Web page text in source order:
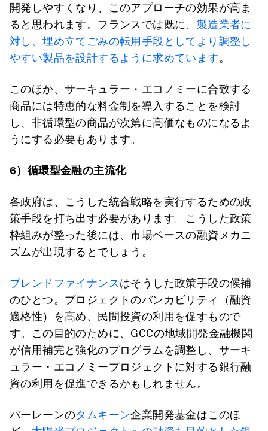
開発しやすくなり、このアプローチの効果が高ま
ると思われます。フランスでは既に、 製造業者に
対し、埋め立てごみの転用手段としてより調整し
やすい製品を設計するように求めています。
このほか、サーキュラー・エコノミーに合致する
商品には特恵的な料金制を導入することを検討
し、非循環型の商品が次第に高価なものになるよ
うにする必要もあります。
6）循環型金融の主流化
各政府は、こうした統合戦略を実行するための政
策手段を打ち出す必要があります。こうした政策
枠組みが整った後には、市場ベースの融資メカニ
ズムが出現するとでしょう。
ブレンドファイナンスはそうした政策手段の候補
のひとつ。プロジェクトのバンカビリティ（融資
適格性）を高め、民間投資の利用を促すもので
す。この目的のために、GCCの地域開発金融機関
が信用補完と強化のプログラムを調整し、サーキ
ュラー・エコノミープロジェクトに対する銀行融
資の利用を促進できるかもしれません。
バーレーンのタムキーン企業開発基金はこのほ